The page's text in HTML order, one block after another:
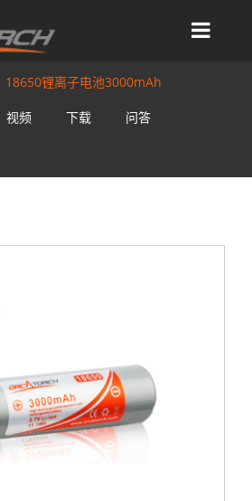
18650锂离子电池3000mAh
视频 下载 问答